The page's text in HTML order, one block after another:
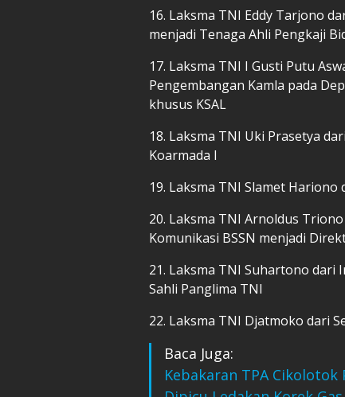
16. Laksma TNI Eddy Tarjono
menjadi Tenaga Ahli Pengkaji
17. Laksma TNI I Gusti Putu
Pengembangan Kamla pada
khusus KSAL
18. Laksma TNI Uki Prasetya
Koarmada I
19. Laksma TNI Slamet Hariono
20. Laksma TNI Arnoldus
Komunikasi BSSN menjadi
21. Laksma TNI Suhartono dari
Sahli Panglima TNI
22. Laksma TNI Djatmoko dari
Baca Juga:
Kebakaran TPA